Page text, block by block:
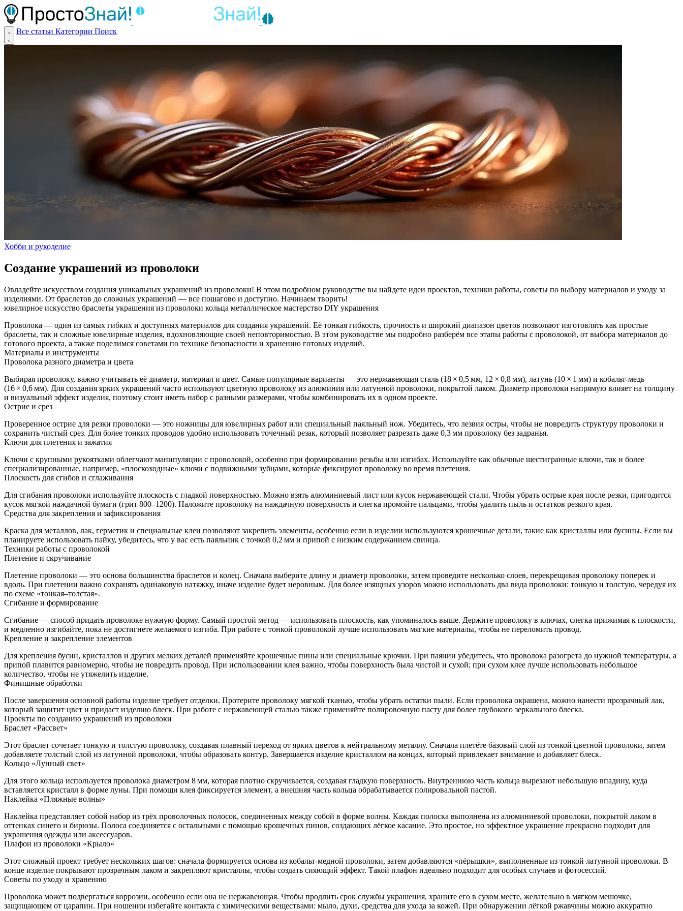
Все статьи Категории Поиск
Хобби и рукоделие
Создание украшений из проволоки
Овладейте искусством создания уникальных украшений из проволоки! В этом подробном руководстве вы найдете идеи проектов, техники работы, советы по выбору материалов и уходу за
изделиями. От браслетов до сложных украшений — все пошагово и доступно. Начинаем творить!
ювелирное искусство браслеты украшения из проволоки кольца металлическое мастерство DIY украшения
Проволока — один из самых гибких и доступных материалов для создания украшений. Её тонкая гибкость, прочность и широкий диапазон цветов позволяют изготовлять как простые
браслеты, так и сложные ювелирные изделия, вдохновляющие своей неповторимостью. В этом руководстве мы подробно разберём все этапы работы с проволокой, от выбора материалов до
готового проекта, а также поделимся советами по технике безопасности и хранению готовых изделий.
Материалы и инструменты
Проволока разного диаметра и цвета
Выбирая проволоку, важно учитывать её диаметр, материал и цвет. Самые популярные варианты — это нержавеющая сталь (18 × 0,5 мм, 12 × 0,8 мм), латунь (10 × 1 мм) и кобальт‑медь
(16 × 0,6 мм). Для создания ярких украшений часто используют цветную проволоку из алюминия или латунной проволоки, покрытой лаком. Диаметр проволоки напрямую влияет на толщину
и визуальный эффект изделия, поэтому стоит иметь набор с разными размерами, чтобы комбинировать их в одном проекте.
Острие и срез
Проверенное острие для резки проволоки — это ножницы для ювелирных работ или специальный паяльный нож. Убедитесь, что лезвия остры, чтобы не повредить структуру проволоки и
сохранить чистый срез. Для более тонких проводов удобно использовать точечный резак, который позволяет разрезать даже 0,3 мм проволоку без задранья.
Ключи для плетения и зажатия
Ключи с крупными рукоятками облегчают манипуляции с проволокой, особенно при формировании резьбы или изгибах. Используйте как обычные шестигранные ключи, так и более
специализированные, например, «плоскоходные» ключи с подвижными зубцами, которые фиксируют проволоку во время плетения.
Плоскость для сгибов и сглаживания
Для сгибания проволоки используйте плоскость с гладкой поверхностью. Можно взять алюминиевый лист или кусок нержавеющей стали. Чтобы убрать острые края после резки, пригодится
кусок мягкой наждачной бумаги (грит 800–1200). Наложите проволоку на наждачную поверхность и слегка промойте пальцами, чтобы удалить пыль и остатков резкого края.
Средства для закрепления и зафиксирования
Краска для металлов, лак, герметик и специальные клеи позволяют закрепить элементы, особенно если в изделии используются крошечные детали, такие как кристаллы или бусины. Если вы
планируете использовать пайку, убедитесь, что у вас есть паяльник с точкой 0,2 мм и припой с низким содержанием свинца.
Техники работы с проволокой
Плетение и скручивание
Плетение проволоки — это основа большинства браслетов и колец. Сначала выберите длину и диаметр проволоки, затем проведите несколько слоев, перекрещивая проволоку поперек и
вдоль. При плетении важно сохранять одинаковую натяжку, иначе изделие будет неровным. Для более изящных узоров можно использовать два вида проволоки: тонкую и толстую, чередуя их
по схеме «тонкая–толстая».
Сгибание и формирование
Сгибание — способ придать проволоке нужную форму. Самый простой метод — использовать плоскость, как упоминалось выше. Держите проволоку в ключах, слегка прижимая к плоскости,
и медленно изгибайте, пока не достигнете желаемого изгиба. При работе с тонкой проволокой лучше использовать мягкие материалы, чтобы не переломить провод.
Крепление и закрепление элементов
Для крепления бусин, кристаллов и других мелких деталей применяйте крошечные пины или специальные крючки. При паянии убедитесь, что проволока разогрета до нужной температуры, а
припой плавится равномерно, чтобы не повредить провод. При использовании клея важно, чтобы поверхность была чистой и сухой; при сухом клее лучше использовать небольшое
количество, чтобы не утяжелить изделие.
Финишные обработки
После завершения основной работы изделие требует отделки. Протерите проволоку мягкой тканью, чтобы убрать остатки пыли. Если проволока окрашена, можно нанести прозрачный лак,
который защитит цвет и придаст изделию блеск. При работе с нержавеющей сталью также применяйте полировочную пасту для более глубокого зеркального блеска.
Проекты по созданию украшений из проволоки
Браслет «Рассвет»
Этот браслет сочетает тонкую и толстую проволоку, создавая плавный переход от ярких цветов к нейтральному металлу. Сначала плетёте базовый слой из тонкой цветной проволоки, затем
добавляете толстый слой из латунной проволоки, чтобы образовать контур. Завершается изделие кристаллом на концах, который привлекает внимание и добавляет блеск.
Кольцо «Лунный свет»
Для этого кольца используется проволока диаметром 8 мм, которая плотно скручивается, создавая гладкую поверхность. Внутреннюю часть кольца вырезают небольшую впадину, куда
вставляется кристалл в форме луны. При помощи клея фиксируется элемент, а внешняя часть кольца обрабатывается полировальной пастой.
Наклейка «Пляжные волны»
Наклейка представляет собой набор из трёх проволочных полосок, соединенных между собой в форме волны. Каждая полоска выполнена из алюминиевой проволоки, покрытой лаком в
оттенках синего и бирюзы. Полоса соединяется с остальными с помощью крошечных пинов, создающих лёгкое касание. Это простое, но эффектное украшение прекрасно подходит для
украшения одежды или аксессуаров.
Плафон из проволоки «Крыло»
Этот сложный проект требует нескольких шагов: сначала формируется основа из кобальт‑медной проволоки, затем добавляются «пёрышки», выполненные из тонкой латунной проволоки. В
конце изделие покрывают прозрачным лаком и закрепляют кристаллы, чтобы создать сияющий эффект. Такой плафон идеально подходит для особых случаев и фотосессий.
Советы по уходу и хранению
Проволока может подвергаться коррозии, особенно если она не нержавеющая. Чтобы продлить срок службы украшения, храните его в сухом месте, желательно в мягком мешочке,
защищающем от царапин. При ношении избегайте контакта с химическими веществами: мыло, духи, средства для ухода за кожей. При обнаружении лёгкой ржавчины можно аккуратно